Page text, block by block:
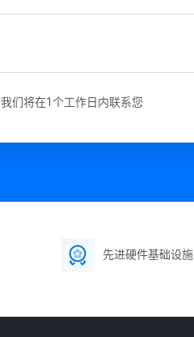
我们将在1个工作日内联系您
先进硬件基础设施